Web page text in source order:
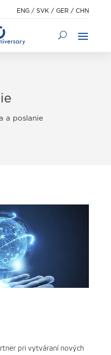
ENG /SVK /GER /CHN
a poslanie
pri vytváraní nových